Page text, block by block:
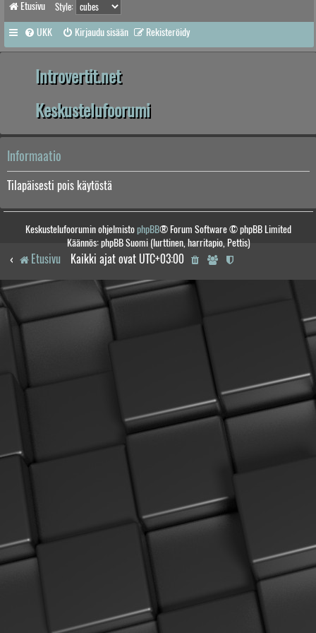
Etusivu Style:
UKK Kirjaudu sisään Rekisteröidy
Introvertit.net
Keskustelufoorumi
Informaatio
Tilapäisesti pois käytöstä
Keskustelufoorumin ohjelmistophpBB® Forum Software © phpBB Limited
Käännös: phpBB Suomi (lurttinen, harritapio, Pettis)
Etusivu Kaikki ajat ovat UTC+03:00